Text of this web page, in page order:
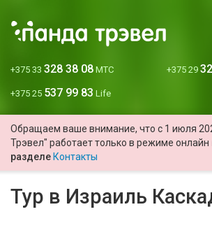
+375 33 328 38 08 МТС +375 29
+375 25 537 99 83 Life
Обращаем ваше внимание, что с 1 июля
Трэвел" работает только в режиме онлайн
разделе Контакты
Тур в Израиль